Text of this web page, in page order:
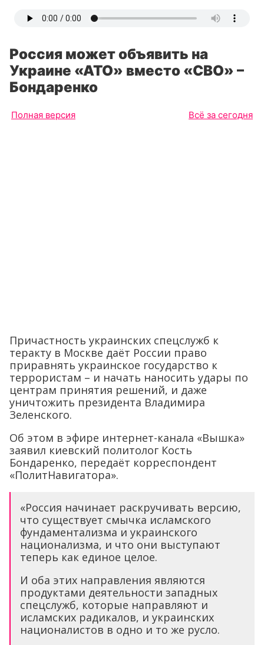
Россия может объявить на
Украине «АТО» вместо «СВО» –
Бондаренко
Полная версия Всё за сегодня
Причастность украинских спецслужб к
теракту в Москве даёт России право
приравнять украинское государство к
террористам – и начать наносить удары по
центрам принятия решений, и даже
уничтожить президента Владимира
Зеленского.
Об этом в эфире интернет-канала «Вышка»
заявил киевский политолог Кость
Бондаренко, передаёт корреспондент
«ПолитНавигатора».
«Россия начинает раскручивать версию,
что существует смычка исламского
фундаментализма и украинского
национализма, и что они выступают
теперь как единое целое.
И оба этих направления являются
продуктами деятельности западных
спецслужб, которые направляют и
исламских радикалов, и украинских
националистов в одно и то же русло.